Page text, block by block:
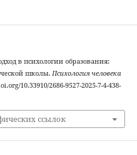
в психологии образования:
школы. Психология человека
10.33910/2686-9527-2025-7-4-438-
ссылок